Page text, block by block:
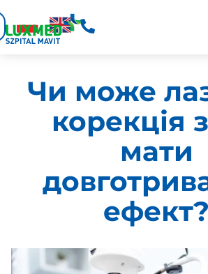
Чи може
корекція
мати
ефект?